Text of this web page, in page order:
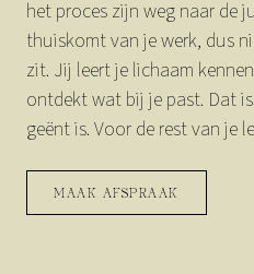
het proces zijn weg naar de
thuiskomt van je werk, dus
zit. Jij leert je lichaam
ontdekt wat bij je past. Dat
geënt is. Voor de rest van je
MAAK AFSPRAAK